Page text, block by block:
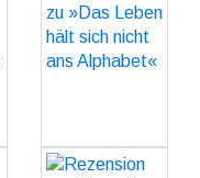
»Das Leben
hält sich nicht
ans Alphabet«
Rezension zu